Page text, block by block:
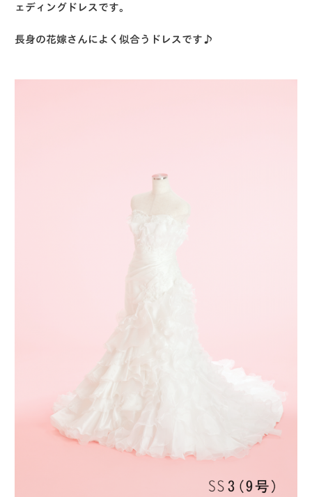
ェディングドレスです。
長身の花嫁さんによく似合うドレスです♪